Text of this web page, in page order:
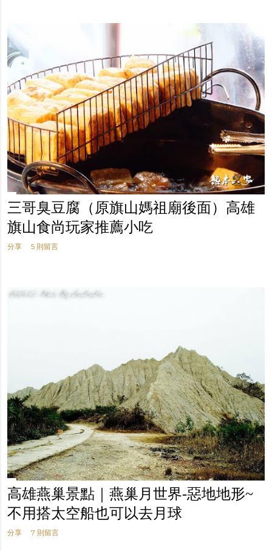
三哥臭豆腐（原旗山媽祖廟後面）高雄
旗山食尚玩家推薦小吃
分享 5 則留言
高雄燕巢景點｜燕巢月世界-惡地地形~
不用搭太空船也可以去月球
分享 7 則留言